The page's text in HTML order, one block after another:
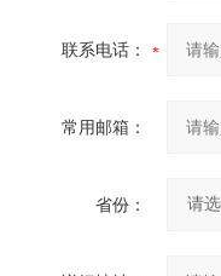
联系电话：
常用邮箱：
省份：